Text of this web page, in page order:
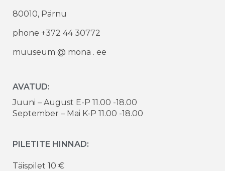
80010, Pärnu
phone +372 44 30772
muuseum @ mona . ee
AVATUD:
Juuni – August E-P 11.00 -18.00
September – Mai K-P 11.00 -18.00
PILETITE HINNAD:
Täispilet 10 €